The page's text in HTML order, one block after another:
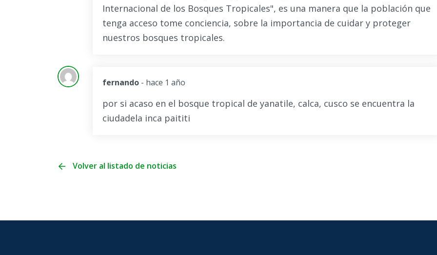
Internacional de los Bosques Tropicales", es una manera que la población que
tenga acceso tome conciencia, sobre la importancia de cuidar y proteger
nuestros bosques tropicales.
fernando - hace 1 año
por si acaso en el bosque tropical de yanatile, calca, cusco se encuentra la
ciudadela inca paititi
Volver al listado de noticias